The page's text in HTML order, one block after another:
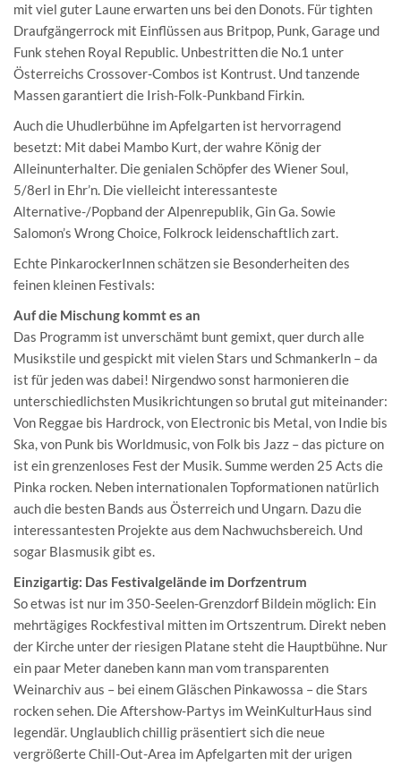
mit viel guter Laune erwarten uns bei den Donots. Für tighten
Draufgängerrock mit Einflüssen aus Britpop, Punk, Garage und
Funk stehen Royal Republic. Unbestritten die No.1 unter
Österreichs Crossover-Combos ist Kontrust. Und tanzende
Massen garantiert die Irish-Folk-Punkband Firkin.
Auch die Uhudlerbühne im Apfelgarten ist hervorragend
besetzt: Mit dabei Mambo Kurt, der wahre König der
Alleinunterhalter. Die genialen Schöpfer des Wiener Soul,
5/8erl in Ehr’n. Die vielleicht interessanteste
Alternative-/Popband der Alpenrepublik, Gin Ga. Sowie
Salomon’s Wrong Choice, Folkrock leidenschaftlich zart.
Echte PinkarockerInnen schätzen sie Besonderheiten des
feinen kleinen Festivals:
Auf die Mischung kommt es an
Das Programm ist unverschämt bunt gemixt, quer durch alle
Musikstile und gespickt mit vielen Stars und Schmankerln – da
ist für jeden was dabei! Nirgendwo sonst harmonieren die
unterschiedlichsten Musikrichtungen so brutal gut miteinander:
Von Reggae bis Hardrock, von Electronic bis Metal, von Indie bis
Ska, von Punk bis Worldmusic, von Folk bis Jazz – das picture on
ist ein grenzenloses Fest der Musik. Summe werden 25 Acts die
Pinka rocken. Neben internationalen Topformationen natürlich
auch die besten Bands aus Österreich und Ungarn. Dazu die
interessantesten Projekte aus dem Nachwuchsbereich. Und
sogar Blasmusik gibt es.
Einzigartig: Das Festivalgelände im Dorfzentrum
So etwas ist nur im 350-Seelen-Grenzdorf Bildein möglich: Ein
mehrtägiges Rockfestival mitten im Ortszentrum. Direkt neben
der Kirche unter der riesigen Platane steht die Hauptbühne. Nur
ein paar Meter daneben kann man vom transparenten
Weinarchiv aus – bei einem Gläschen Pinkawossa – die Stars
rocken sehen. Die Aftershow-Partys im WeinKulturHaus sind
legendär. Unglaublich chillig präsentiert sich die neue
vergrößerte Chill-Out-Area im Apfelgarten mit der urigen